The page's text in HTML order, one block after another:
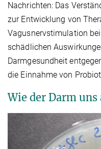
Nachrichten: Das
zur Entwicklung von
Vagusnervstimulation
schädlichen
Darmgesundheit
die Einnahme von
Wie der Darm